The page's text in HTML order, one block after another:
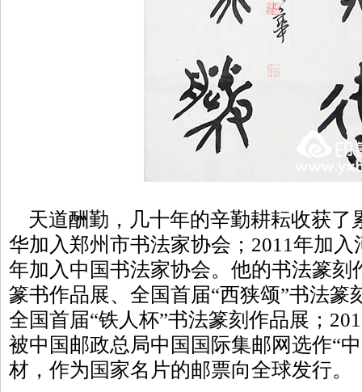
天道酬勤，几十年的辛勤耕耘收获了
华加入郑州市书法家协会；2011年加
年加入中国书法家协会。他的书法篆刻
篆书作品展、全国首届“西狭颂”书法篆
全国首届“铁人杯”书法篆刻作品展；
被中国邮政总局中国国际集邮网选作“
材，作为国家名片的邮票向全球发行。